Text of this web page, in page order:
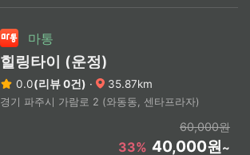
마통
힐링타이 (운정)
0.0(리뷰 0건) · 35.87km
경기 파주시 가람로 2 (와동동, 센타프라자)
60,000원
33% 40,000원~